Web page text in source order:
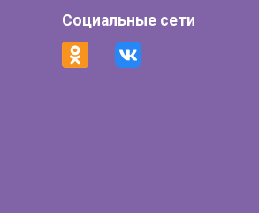
Социальные сети